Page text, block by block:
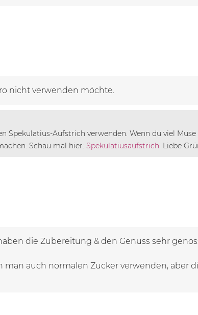
nicht verwenden möchte.
Spekulatius-Aufstrich verwenden. Wenn du viel
Schau mal hier:Spekulatiusaufstrich. Liebe
die Zubereitung & den Genuss sehr
auch normalen Zucker verwenden, aber